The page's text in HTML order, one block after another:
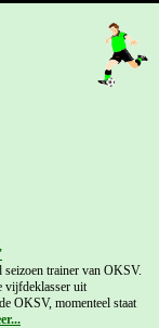
trainer van OKSV.
vijfdeklasser uit
OKSV, momenteel staat